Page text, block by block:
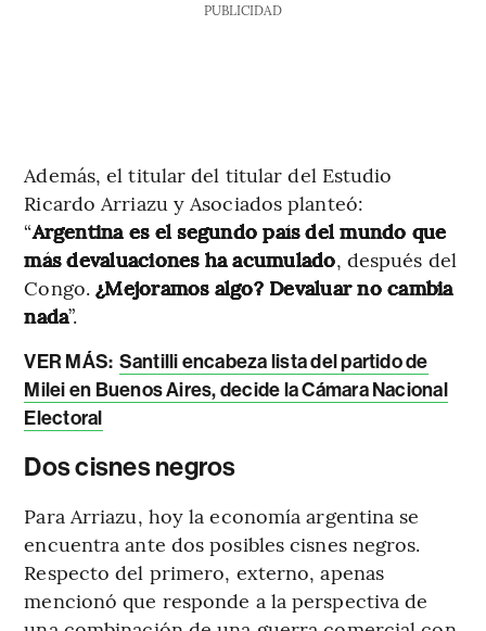
PUBLICIDAD
Además, el titular del titular del Estudio
Ricardo Arriazu y Asociados planteó:
“Argentina es el segundo país del mundo que
más devaluaciones ha acumulado, después del
Congo.¿Mejoramos algo? Devaluar no cambia
nada”.
VER MÁS: Santilli encabeza lista del partido de
Milei en Buenos Aires, decide la Cámara Nacional
Electoral
Dos cisnes negros
Para Arriazu, hoy la economía argentina se
encuentra ante dos posibles cisnes negros.
Respecto del primero, externo, apenas
mencionó que responde a la perspectiva de